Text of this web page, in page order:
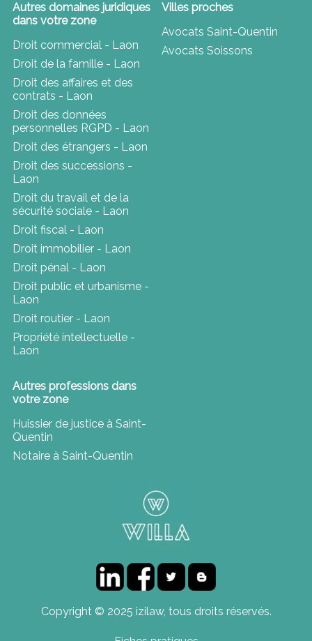
Autres domaines juridiques
dans votre zone
Droit commercial - Laon
Droit de la famille - Laon
Droit des affaires et des
contrats - Laon
Droit des données
personnelles RGPD - Laon
Droit des étrangers - Laon
Droit des successions -
Laon
Droit du travail et de la
sécurité sociale - Laon
Droit fiscal - Laon
Droit immobilier - Laon
Droit pénal - Laon
Droit public et urbanisme -
Laon
Droit routier - Laon
Propriété intellectuelle -
Laon
Autres professions dans
votre zone
Huissier de justice à Saint-
Quentin
Notaire à Saint-Quentin
Villes proches
Avocats Saint-Quentin
Avocats Soissons
Copyright © 2025 izilaw, tous droits réservés.